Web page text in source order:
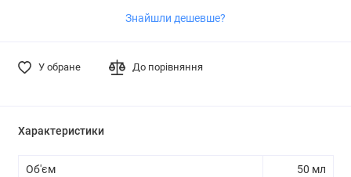
Знайшли дешевше?
У обране До порівняння
Характеристики
Об'єм 50 мл